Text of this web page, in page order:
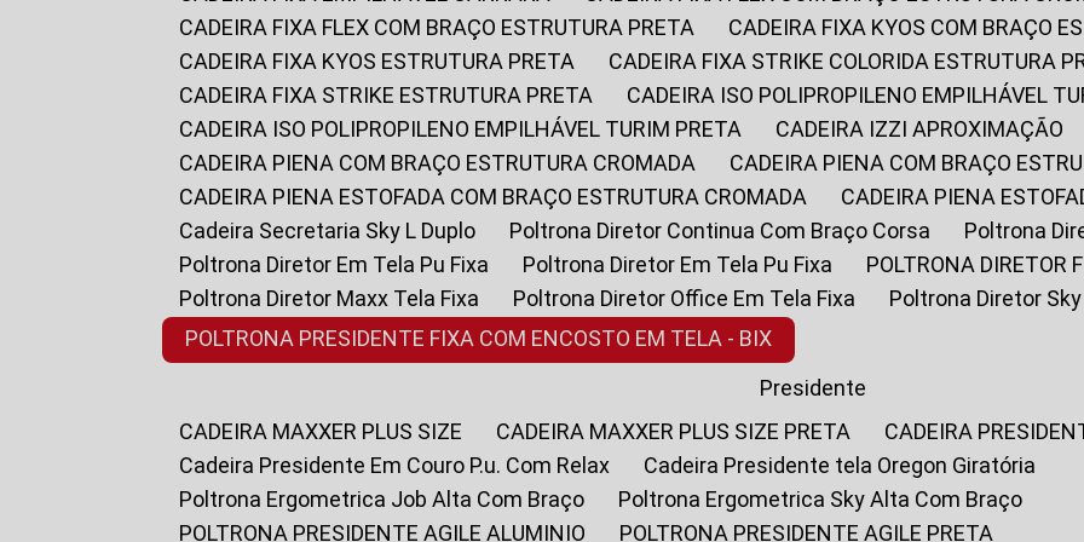
CADEIRA FIXA FLEX COM BRAÇO ESTRUTURA PRETA
CADEIRA FIXA KYOS COM BRAÇO
CADEIRA FIXA KYOS ESTRUTURA PRETA
CADEIRA FIXA STRIKE COLORIDA ESTRUTURA
CADEIRA FIXA STRIKE ESTRUTURA PRETA
CADEIRA ISO POLIPROPILENO EMPILHÁVEL
CADEIRA ISO POLIPROPILENO EMPILHÁVEL TURIM PRETA
CADEIRA IZZI APROXIMAÇÃO
CADEIRA PIENA COM BRAÇO ESTRUTURA CROMADA
CADEIRA PIENA COM BRAÇO
CADEIRA PIENA ESTOFADA COM BRAÇO ESTRUTURA CROMADA
CADEIRA PIENA
Cadeira Secretaria Sky L Duplo
Poltrona Diretor Continua Com Braço Corsa
Poltrona
Poltrona Diretor Em Tela Pu Fixa
Poltrona Diretor Em Tela Pu Fixa
POLTRONA DIRETOR
Poltrona Diretor Maxx Tela Fixa
Poltrona Diretor Office Em Tela Fixa
Poltrona Diretor
POLTRONA PRESIDENTE FIXA COM ENCOSTO EM TELA - BIX
Presidente
CADEIRA MAXXER PLUS SIZE
CADEIRA MAXXER PLUS SIZE PRETA
CADEIRA
Cadeira Presidente Em Couro P.u. Com Relax
Cadeira Presidente tela Oregon Giratória
Poltrona Ergometrica Job Alta Com Braço
Poltrona Ergometrica Sky Alta Com Braço
POLTRONA PRESIDENTE AGILE ALUMINIO
POLTRONA PRESIDENTE AGILE PRETA